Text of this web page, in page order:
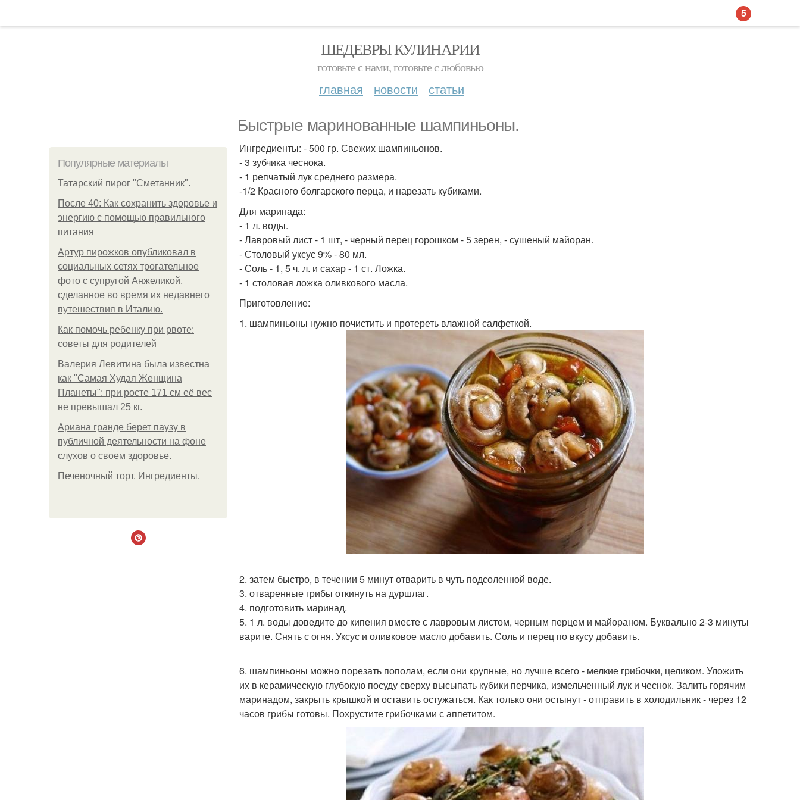
ШЕДЕВРЫ КУЛИНАРИИ
готовьте с нами, готовьте с любовью
главная новости статьи
Быстрые маринованные шампиньоны.
Популярные материалы
Татарский пирог "Сметанник".
После 40: Как сохранить здоровье и
энергию с помощью правильного
питания
Артур пирожков опубликовал в
социальных сетях трогательное
фото с супругой Анжеликой,
сделанное во время их недавнего
путешествия в Италию.
Как помочь ребенку при рвоте:
советы для родителей
Валерия Левитина была известна
как "Самая Худая Женщина
Планеты": при росте 171 см её вес
не превышал 25 кг.
Ариана гранде берет паузу в
публичной деятельности на фоне
слухов о своем здоровье.
Печеночный торт. Ингредиенты.
Ингредиенты: - 500 гр. Свежих шампиньонов.
- 3 зубчика чеснока.
- 1 репчатый лук среднего размера.
-1/2 Красного болгарского перца, и нарезать кубиками.
Для маринада:
- 1 л. воды.
- Лавровый лист - 1 шт, - черный перец горошком - 5 зерен, - сушеный майоран.
- Столовый уксус 9% - 80 мл.
- Соль - 1, 5 ч. л. и сахар - 1 ст. Ложка.
- 1 столовая ложка оливкового масла.
Приготовление:
1. шампиньоны нужно почистить и протереть влажной салфеткой.
2. затем быстро, в течении 5 минут отварить в чуть подсоленной воде.
3. отваренные грибы откинуть на дуршлаг.
4. подготовить маринад.
5. 1 л. воды доведите до кипения вместе с лавровым листом, черным перцем и майораном. Буквально 2-3 минуты
варите. Снять с огня. Уксус и оливковое масло добавить. Соль и перец по вкусу добавить.
6. шампиньоны можно порезать пополам, если они крупные, но лучше всего - мелкие грибочки, целиком. Уложить
их в керамическую глубокую посуду сверху высыпать кубики перчика, измельченный лук и чеснок. Залить горячим
маринадом, закрыть крышкой и оставить остужаться. Как только они остынут - отправить в холодильник - через 12
часов грибы готовы. Похрустите грибочками с аппетитом.
5